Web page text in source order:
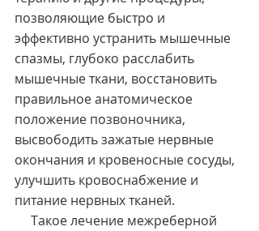
позволяющие быстро и
эффективно устранить мышечные
спазмы, глубоко расслабить
мышечные ткани, восстановить
правильное анатомическое
положение позвоночника,
высвободить зажатые нервные
окончания и кровеносные сосуды,
улучшить кровоснабжение и
питание нервных тканей.